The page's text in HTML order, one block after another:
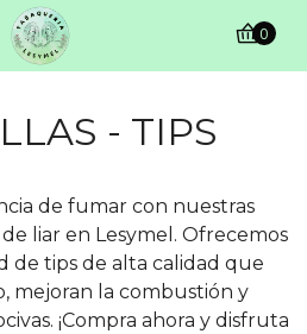
0
- TIPS
de fumar con nuestras
liar en Lesymel. Ofrecemos
de tips de alta calidad que
mejoran la combustión y
¡Compra ahora y disfruta